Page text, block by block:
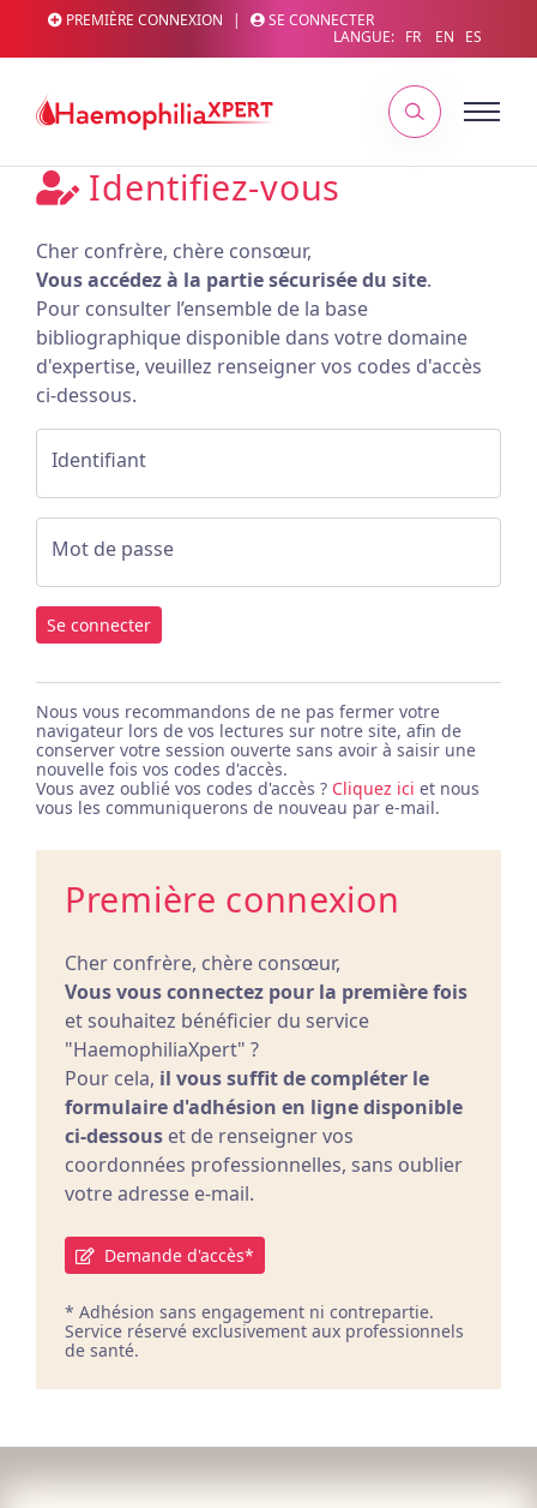
PREMIÈRE CONNEXION |
SE CONNECTER
LANGUE: FR EN ES
Identifiez-vous
Cher confrère, chère consœur,
Vous accédez à la partie sécurisée du site.
Pour consulter l’ensemble de la base
bibliographique disponible dans votre domaine
d'expertise, veuillez renseigner vos codes d'accès
ci-dessous.
Identifiant
Mot de passe
Se connecter
Nous vous recommandons de ne pas fermer votre
navigateur lors de vos lectures sur notre site, afin de
conserver votre session ouverte sans avoir à saisir une
nouvelle fois vos codes d'accès.
Vous avez oublié vos codes d'accès ? Cliquez ici et nous
vous les communiquerons de nouveau par e-mail.
Première connexion
Cher confrère, chère consœur,
Vous vous connectez pour la première fois
et souhaitez bénéficier du service
"HaemophiliaXpert" ?
Pour cela, il vous suffit de compléter le
formulaire d'adhésion en ligne disponible
ci-dessous et de renseigner vos
coordonnées professionnelles, sans oublier
votre adresse e-mail.
Demande d'accès*
* Adhésion sans engagement ni contrepartie.
Service réservé exclusivement aux professionnels
de santé.